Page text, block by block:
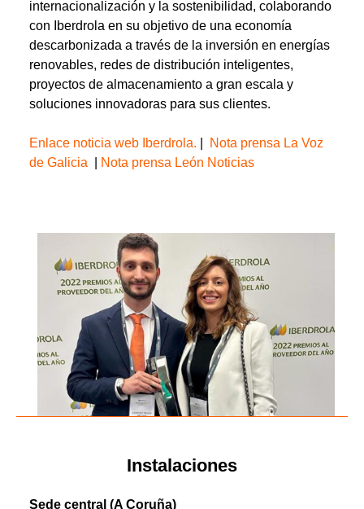
internacionalización y la sostenibilidad, colaborando
con Iberdrola en su objetivo de una economía
descarbonizada a través de la inversión en energías
renovables, redes de distribución inteligentes,
proyectos de almacenamiento a gran escala y
soluciones innovadoras para sus clientes.
Enlace noticia web Iberdrola.
Nota prensa La Voz
de Galicia
Nota prensa León Noticias
Instalaciones
Sede central (A Coruña)